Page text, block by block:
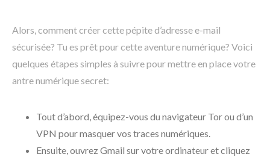
Alors, comment créer cette pépite d’adresse e-mail
sécurisée? Tu es prêt pour cette aventure numérique? Voici
quelques étapes simples à suivre pour mettre en place votre
antre numérique secret:
Tout d’abord, équipez-vous du navigateur Tor ou d’un
VPN pour masquer vos traces numériques.
Ensuite, ouvrez Gmail sur votre ordinateur et cliquez